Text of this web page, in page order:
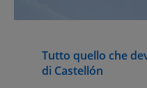
Tutto quello che
di Castellón